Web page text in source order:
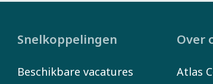
Snelkoppelingen
Beschikbare vacatures
Over
Atlas